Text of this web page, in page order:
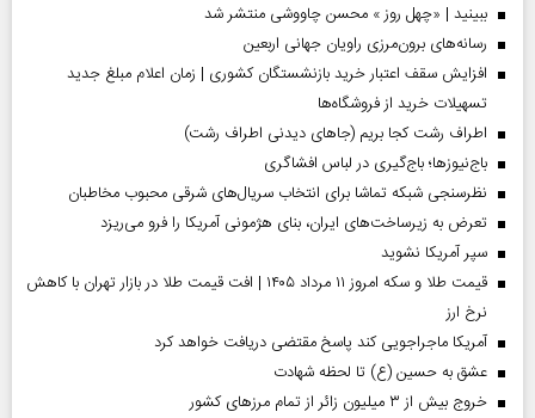
ببینید | «چهل روز » محسن چاووشی منتشر شد
رسانه‌های برون‌مرزی راویان جهانی اربعین
افزایش سقف اعتبار خرید بازنشستگان کشوری | زمان اعلام مبلغ جدید
تسهیلات خرید از فروشگاه‌ها
اطراف رشت کجا بریم (جاهای دیدنی اطراف رشت)
باج‌نیوزها؛ باج‌گیری در لباس افشاگری
نظرسنجی شبکه تماشا برای انتخاب سریال‌های شرقی محبوب مخاطبان
تعرض به زیرساخت‌های ایران، بنای هژمونی آمریکا را فرو می‌ریزد
سپر آمریکا نشوید
قیمت طلا و سکه امروز ۱۱ مرداد ۱۴۰۵ | افت قیمت طلا در بازار تهران با کاهش
نرخ ارز
آمریکا ماجراجویی کند پاسخ مقتضی دریافت خواهد کرد
عشق به حسین (ع) تا لحظه شهادت
خروج بیش از ۳ میلیون زائر از تمام مرز‌های کشور